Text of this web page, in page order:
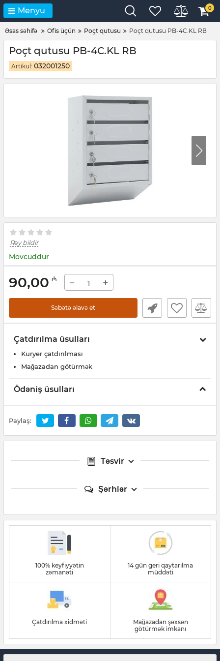
Menyu 0
Əsas səhifə Ofis üçün Poçt qutusu Poçt qutusu PB-4C.KL RВ
Poçt qutusu PB-4C.KL RВ
Artikul: 032001250
Rəy bildir
Mövcuddur
90,00 ₼ − +
Səbətə əlavə et
Çatdırılma üsulları
Kuryer çatdırılması
Mağazadan götürmək
Ödəniş üsulları
Paylaş:
Təsvir
Şərhlər
100% keyfiyyətin
zəmanəti
14 gün geri qaytarılma
müddəti
Çatdırılma xidməti
Mağazadan şəxsən
götürmək imkanı